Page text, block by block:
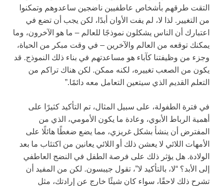
التقت طرقهم بأشخاص عاطفيين ناضجين ساعدوهم وتمكنوا
من التغيير. لذا لا، لم يفت الأوان أبدًا، لكن يجب أن تضع في
اعتبارك أن الناس يشكلون نموذجًا للعالم – ما هو الآخرون، وما
يمكنك توقعه من العالم والآخرين – في وقت مبكر من الحياة،
وجزء من وظيفتنا كآباء هو مساعدتهم في بناء ذلك النموذج. قد
يكون من الصعب تغييره، لكنه ممكن. لكن هناك تراكم من
التعلم القديم الذي سيتعين التعامل معه دائمًا.”
في فترة الطفولة، على سبيل المثال، تم التأكيد كثيرًا على
أهمية الرباط الأبوي، وعادة ما يكون الأمومي، الذي من
المفترض أن ينشأ بشكل غريزي، مما يضع ضغطًا هائلًا على
الأمهات اللائي لا يعشن ذلك أو اللائي يعانين من اكتئاب ما بعد
الولادة. هل يؤثر ذلك على فرصة الطفل في النضج العاطفي
إلى الأبد؟ “لا، بالتأكيد لا”، تقول جيبسون. لكن من المفيد أن
تشرح ذلك لاحقًا، سواء كان شيئًا خارج عن إرادتك، مثل